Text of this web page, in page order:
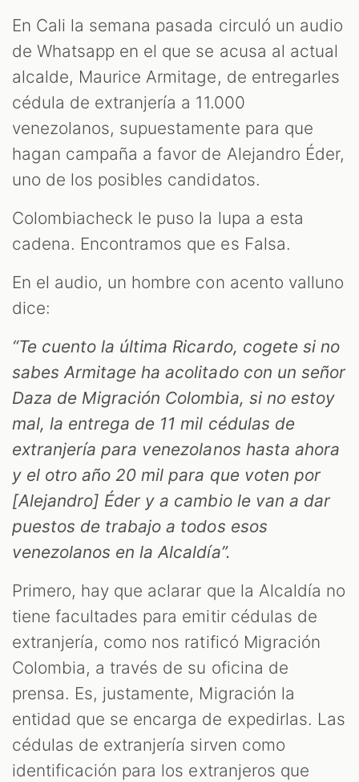
En Cali la semana pasada circuló un audio
de Whatsapp en el que se acusa al actual
alcalde, Maurice Armitage, de entregarles
cédula de extranjería a 11.000
venezolanos, supuestamente para que
hagan campaña a favor de Alejandro Éder,
uno de los posibles candidatos.
Colombiacheck le puso la lupa a esta
cadena. Encontramos que es Falsa.
En el audio, un hombre con acento valluno
dice:
“Te cuento la última Ricardo, cogete si no
sabes Armitage ha acolitado con un señor
Daza de Migración Colombia, si no estoy
mal, la entrega de 11 mil cédulas de
extranjería para venezolanos hasta ahora
y el otro año 20 mil para que voten por
[Alejandro] Éder y a cambio le van a dar
puestos de trabajo a todos esos
venezolanos en la Alcaldía”.
Primero, hay que aclarar que la Alcaldía no
tiene facultades para emitir cédulas de
extranjería, como nos ratificó Migración
Colombia, a través de su oficina de
prensa. Es, justamente, Migración la
entidad que se encarga de expedirlas. Las
cédulas de extranjería sirven como
identificación para los extranjeros que